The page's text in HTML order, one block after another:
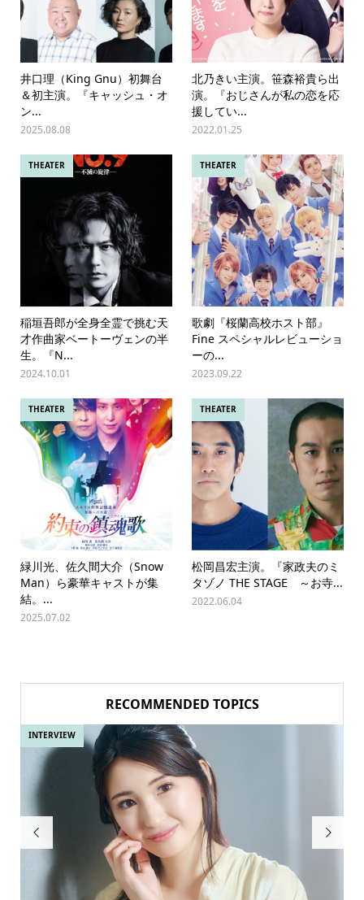
井口理（King Gnu）初舞台
＆初主演。『キャッシュ・オ
ン...
2025.08.08
北乃きい主演。笹森裕貴ら出
演。『おじさんが私の恋を応
援してい...
2022.01.25
THEATER
稲垣吾郎が全身全霊で挑む天
才作曲家ベートーヴェンの半
生。『N...
2024.10.01
THEATER
歌劇『桜蘭高校ホスト部』
Fine スペシャルレビューショ
ーの...
2023.09.22
THEATER
緑川光、佐久間大介（Snow
Man）ら豪華キャストが集
結。...
2025.07.02
THEATER
松岡昌宏主演。『家政夫のミ
タゾノ THE STAGE ～お寺...
2022.06.04
RECOMMENDED TOPICS

INTERVIEW
